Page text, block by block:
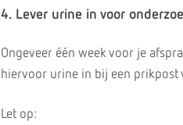
4. Lever urine in voor
Ongeveer één week voor je
hiervoor urine in bij een prikpost
Let op: